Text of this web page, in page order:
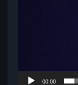
00:00